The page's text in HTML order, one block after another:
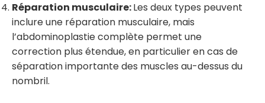
Réparation musculaire:Les deux types peuvent
inclure une réparation musculaire, mais
l’abdominoplastie complète permet une
correction plus étendue, en particulier en cas de
séparation importante des muscles au-dessus du
nombril.